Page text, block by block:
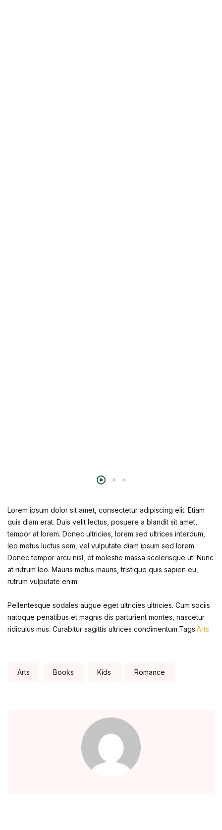
Lorem ipsum dolor sit amet, consectetur adipiscing elit. Etiam
quis diam erat. Duis velit lectus, posuere a blandit sit amet,
tempor at lorem. Donec ultricies, lorem sed ultrices interdum,
leo metus luctus sem, vel vulputate diam ipsum sed lorem.
Donec tempor arcu nisl, et molestie massa scelerisque ut. Nunc
at rutrum leo. Mauris metus mauris, tristique quis sapien eu,
rutrum vulputate enim.
Pellentesque sodales augue eget ultricies ultricies. Cum sociis
natoque penatibus et magnis dis parturient montes, nascetur
ridiculus mus. Curabitur sagittis ultrices condimentum.Tags:Arts
Tags:
Arts Books Kids Romance